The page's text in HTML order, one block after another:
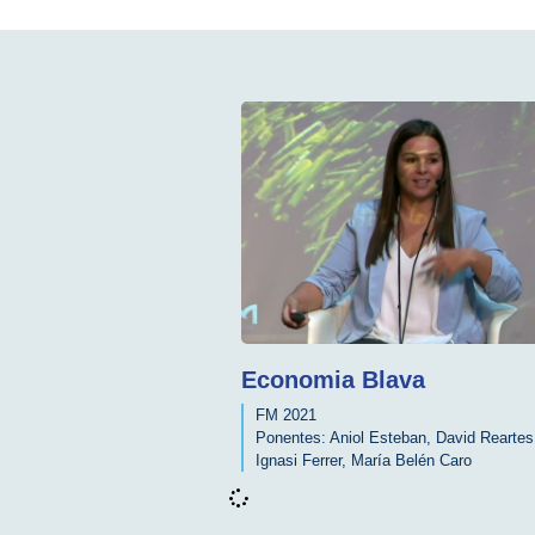
Economia Blava
FM 2021
Ponentes: Aniol Esteban David Reartes
Ignasi Ferrer, María Belén Caro